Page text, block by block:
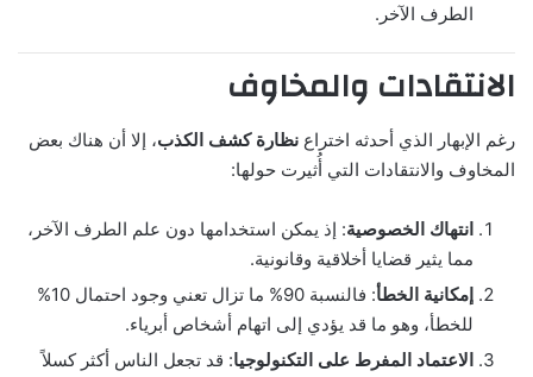
الطرف الآخر.
الانتقادات والمخاوف
رغم الإبهار الذي أحدثه اختراع نظارة كشف الكذب، إلا أن هناك بعض
المخاوف والانتقادات التي أُثيرت حولها:
انتهاك الخصوصية: إذ يمكن استخدامها دون علم الطرف الآخر،
مما يثير قضايا أخلاقية وقانونية.
إمكانية الخطأ
: فالنسبة 90% ما تزال تعني وجود احتمال 10%
للخطأ، وهو ما قد يؤدي إلى اتهام أشخاص أبرياء.
الاعتماد المفرط على التكنولوجيا: قد تجعل الناس أكثر كسلاً